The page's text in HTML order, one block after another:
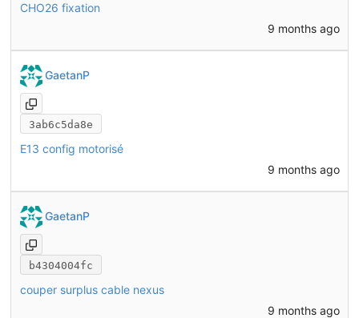
CHO26 fixation
9 months ago
GaetanP
3ab6c5da8e
E13 config motorisé
9 months ago
GaetanP
b4304004fc
couper surplus cable nexus
9 months ago